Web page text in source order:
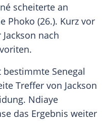
scheiterte an
Phoko (26.). Kurz vor
nach
Senegal
Treffer von Jackson
Ndiaye
das Ergebnis weiter